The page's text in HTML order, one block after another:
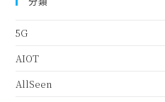
5G
AIOT
AllSeen